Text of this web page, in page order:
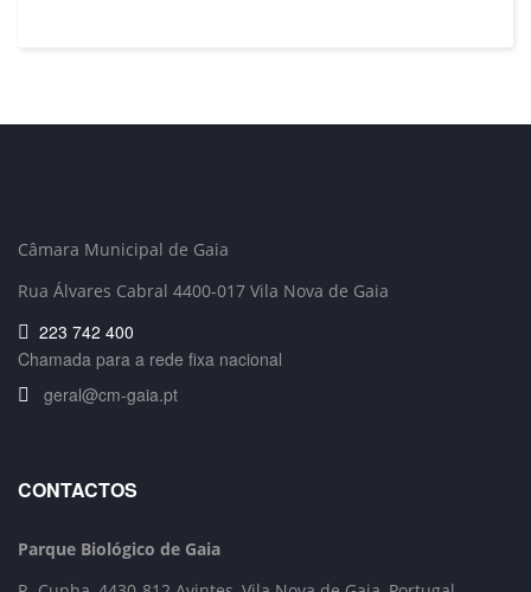
Câmara Municipal de Gaia
Rua Álvares Cabral 4400-017 Vila Nova de Gaia
223 742 400
Chamada para a rede fixa nacional
geral@cm-gaia.pt
CONTACTOS
Parque Biológico de Gaia